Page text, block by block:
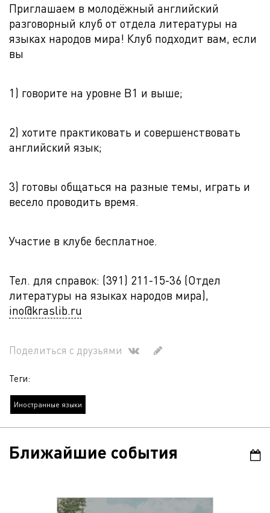
Приглашаем в молодёжный английский
разговорный клуб от отдела литературы на
языках народов мира! Клуб подходит вам, если
вы
1) говорите на уровне B1 и выше;
2) хотите практиковать и совершенствовать
английский язык;
3) готовы общаться на разные темы, играть и
весело проводить время.
Участие в клубе бесплатное.
Тел. для справок: (391) 211-15-36 (Отдел
литературы на языках народов мира),
ino@kraslib.ru
Поделиться с друзьями
Теги:
Иностранные языки
Ближайшие события